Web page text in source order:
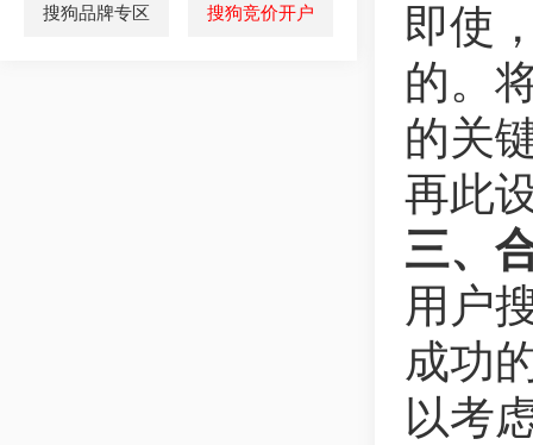
搜狗品牌专区 搜狗竞价开户
即使
的。
的关
再此
三、
用户
成功
以考